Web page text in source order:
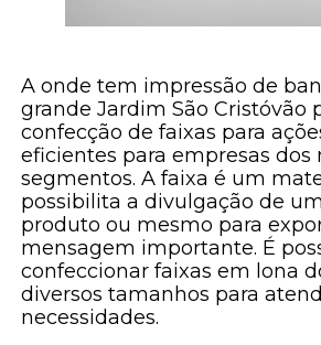
A onde tem impressão de
grande Jardim São Cristóvão
confecção de faixas para
eficientes para empresas dos
segmentos. A faixa é um
possibilita a divulgação de
produto ou mesmo para
mensagem importante. É
confeccionar faixas em lona
diversos tamanhos para
necessidades.